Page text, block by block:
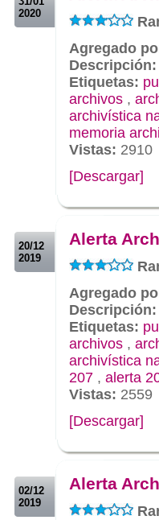
2020
Agregado
Descripción:
Etiquetas:
archivos ,
archivística
memoria
Vistas: 2910
[Descargar]
20/12
2019
Alerta
Agregado
Descripción:
Etiquetas:
archivos ,
archivística
207 , alerta
Vistas: 2559
[Descargar]
02/12
2019
Alerta